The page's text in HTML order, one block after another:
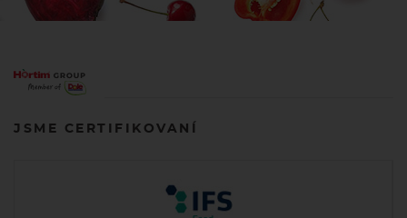
JSME CERTIFIKOVANÍ